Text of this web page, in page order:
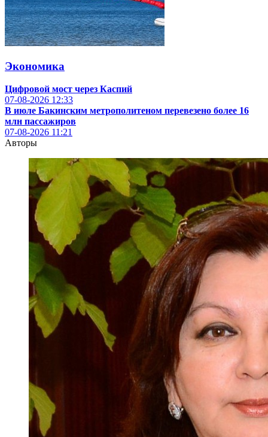
Экономика
Цифровой мост через Каспий
07-08-2026 12:33
В июле Бакинским метрополитеном перевезено более 16
млн пассажиров
07-08-2026 11:21
Авторы